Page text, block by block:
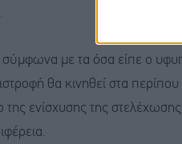
σύμφωνα με τα όσα είπε ο
θα κινηθεί στα
της ενίσχυσης της